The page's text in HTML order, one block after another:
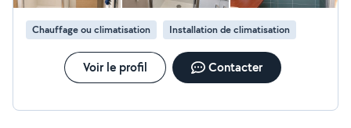
nous faire confiance? Nous nous formons régulièrement
pour répondre aux besoins de notre clientèle. Un
accompagnement et conseils personnalisé, Le service
après-vente est une valeur importante pour nous.
Chauffage ou climatisation Installation de climatisation
Voir le profil Contacter